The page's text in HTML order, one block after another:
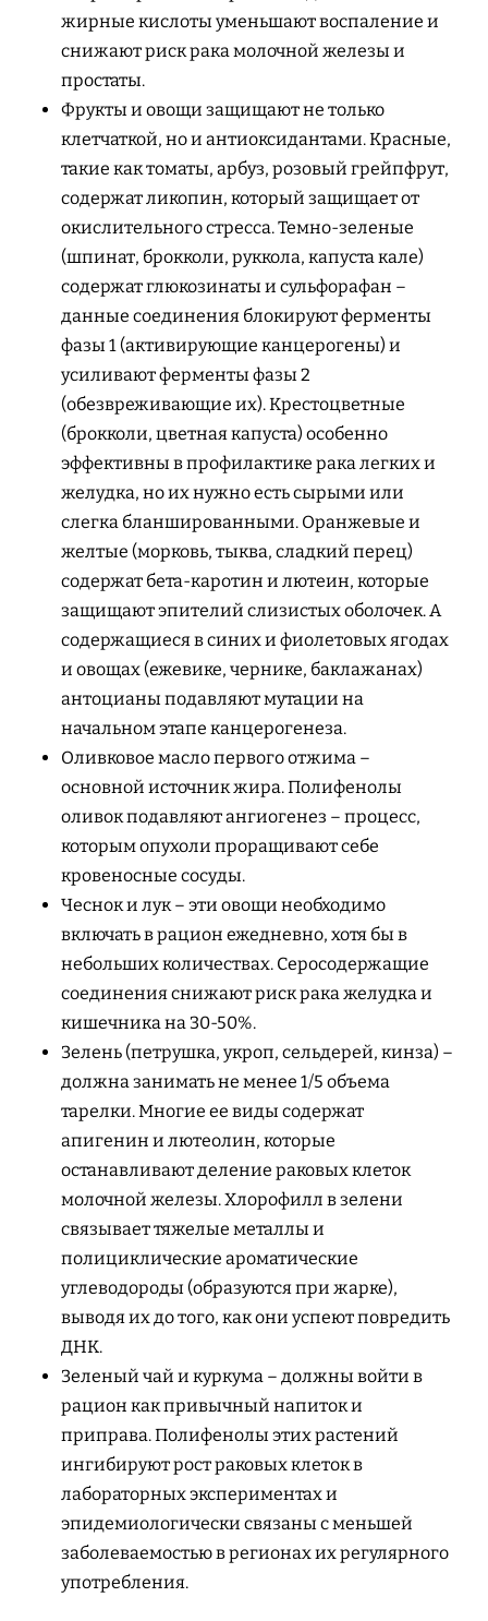
жирные кислоты уменьшают воспаление и
снижают риск рака молочной железы и
простаты.
Фрукты и овощи защищают не только
клетчаткой, но и антиоксидантами. Красные,
такие как томаты, арбуз, розовый грейпфрут,
содержат ликопин, который защищает от
окислительного стресса. Темно-зеленые
(шпинат, брокколи, руккола, капуста кале)
содержат глюкозинаты и сульфорафан –
данные соединения блокируют ферменты
фазы 1 (активирующие канцерогены) и
усиливают ферменты фазы 2
(обезвреживающие их). Крестоцветные
(брокколи, цветная капуста) особенно
эффективны в профилактике рака легких и
желудка, но их нужно есть сырыми или
слегка бланшированными. Оранжевые и
желтые (морковь, тыква, сладкий перец)
содержат бета-каротин и лютеин, которые
защищают эпителий слизистых оболочек. А
содержащиеся в синих и фиолетовых ягодах
и овощах (ежевике, чернике, баклажанах)
антоцианы подавляют мутации на
начальном этапе канцерогенеза.
Оливковое масло первого отжима –
основной источник жира. Полифенолы
оливок подавляют ангиогенез – процесс,
которым опухоли проращивают себе
кровеносные сосуды.
Чеснок и лук – эти овощи необходимо
включать в рацион ежедневно, хотя бы в
небольших количествах. Серосодержащие
соединения снижают риск рака желудка и
кишечника на 30-50%.
Зелень (петрушка, укроп, сельдерей, кинза) –
должна занимать не менее 1/5 объема
тарелки. Многие ее виды содержат
апигенин и лютеолин, которые
останавливают деление раковых клеток
молочной железы. Хлорофилл в зелени
связывает тяжелые металлы и
полициклические ароматические
углеводороды (образуются при жарке),
выводя их до того, как они успеют повредить
ДНК.
Зеленый чай и куркума – должны войти в
рацион как привычный напиток и
приправа. Полифенолы этих растений
ингибируют рост раковых клеток в
лабораторных экспериментах и
эпидемиологически связаны с меньшей
заболеваемостью в регионах их регулярного
употребления.